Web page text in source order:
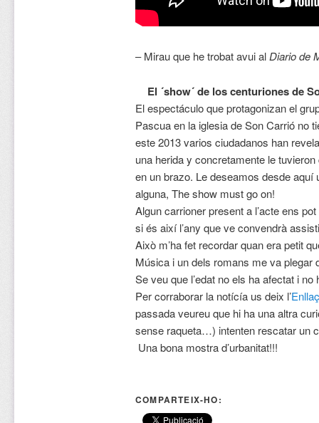
– Mirau que he trobat avui alDiario de
El ´show´ de los centuriones de
El espectáculo que protagonizan el
Pascua en la iglesia de Son Carrió no
este 2013 varios ciudadanos han
una herida y concretamente le
en un brazo. Le deseamos desde aquí
alguna, The show must go on!
Algun carrioner present a l’acte ens
si és així l’any que ve convendrà
Això m’ha fet recordar quan era petit
Música i un dels romans me va plegar
Se veu que l’edat no els ha afectat i
Per corraborar la notícía us deix l’
passada veureu que hi ha una altra
sense raqueta…) intenten rescatar un
Una bona mostra d’urbanitat!!!
COMPARTEIX-HO: